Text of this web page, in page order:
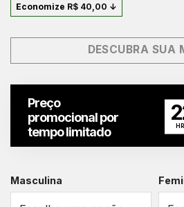
Economize R$ 40,00 ↓
DESCUBRA SUA
Preço
promocional por
tempo limitado
Masculina